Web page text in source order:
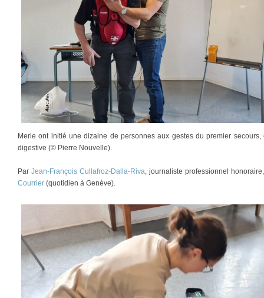
Merle ont initié une dizaine de personnes aux gestes du premier
digestive (© Pierre Nouvelle).
Par Jean-François Cullafroz-Dalla-Riva , journaliste professionnel
Courrier (quotidien à Genève).